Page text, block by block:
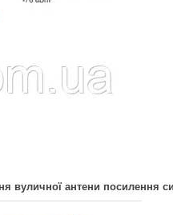
вуличної антени посилення